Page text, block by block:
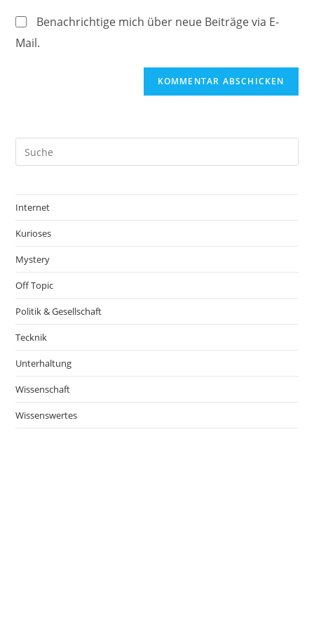
Benachrichtige mich über neue Beiträge via E-
Mail.
Internet
Kurioses
Mystery
Off Topic
Politik & Gesellschaft
Tecknik
Unterhaltung
Wissenschaft
Wissenswertes